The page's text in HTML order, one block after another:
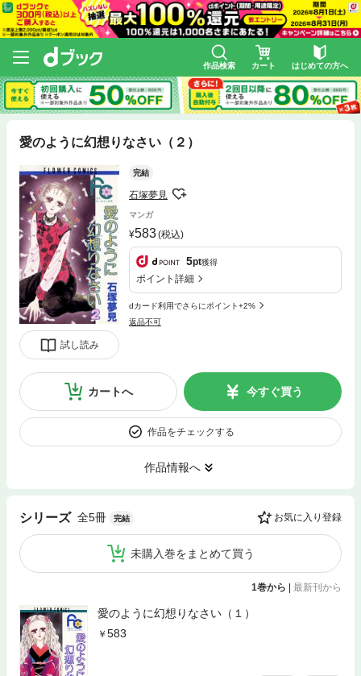
作品検索 カート はじめての方へ
愛のように幻想りなさい（２）
試し読み
完結
石塚夢見
マンガ
583(税込)
5pt獲得
ポイント詳細
dカード利用でさらにポイント+2%
返品不可
カートへ 今すぐ買う
作品をチェックする
作品情報へ
シリーズ 全5冊 完結 お気に入り登録
未購入巻をまとめて買う
1巻から 最新刊から
愛のように幻想りなさい（１）
583